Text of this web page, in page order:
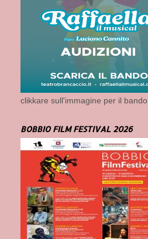
clikkare sull'immagine per il bando
BOBBIO FILM FESTIVAL 2026